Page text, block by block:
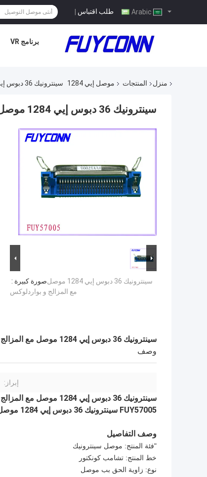
طلب اقتباس |
برنامج VR
منزل المنتجات موصل إيي 1284 سينترونيك 36 دبوس إيي 1284 موصل مع المزالج و بواردلوكس
سينترونيك 36 دبوس إيي 1284 موصل مع المزالج و بواردلوكس
صورة كبيرة :سينترونيك 36 دبوس إيي 1284 موصل
مع المزالج و بواردلوكس
سينترونيك 36 دبوس إيي 1284 موصل مع المزالج و بواردلوكس
وصف
إبراز:
سينترونيك 36 دبوس إيي 1284 موصل مع المزالج و بواردلوكس
FUY57005 سينترونيك 36 دبوس إيي 1284 موصل زاوية الحق بب موت وعاء رأس موصل 2.16 ملليمتر الملعب
وصف التفاصيل
"فئة المنتج: موصل سينترونيك
خط المنتج: تشامب كونكتور
نوع: زاوية الحق بب موصل